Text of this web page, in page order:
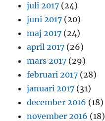
juli 2017 (24)
juni 2017 (20)
maj 2017 (24)
april 2017 (26)
mars 2017 (29)
februari 2017 (28)
januari 2017 (31)
december 2016 (18)
november 2016 (18)